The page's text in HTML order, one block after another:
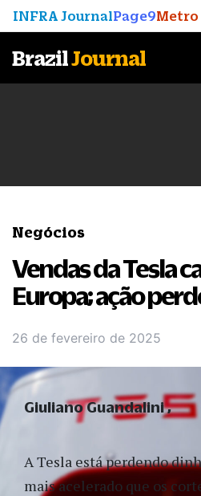
INFRA JournalPage9Metro
BrazilJournal
Negócios
Vendas da Tesla
Europa; ação
26 de fevereiro de 2025
A Tesla está perdendo
mais acelerado que os
Giuliano Guandalini